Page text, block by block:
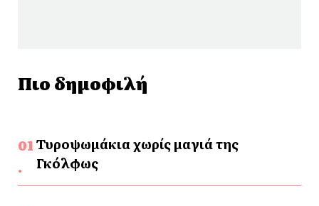
Πιο δημοφιλή
Τυροψωμάκια χωρίς μαγιά της
Γκόλφως